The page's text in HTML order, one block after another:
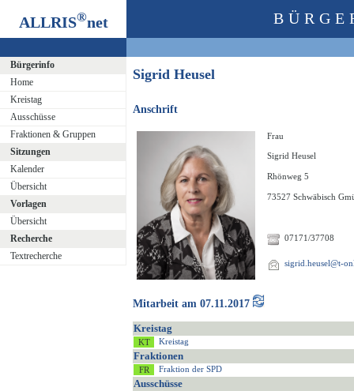
ALLRIS®net
Bürgerinfo
Home
Kreistag
Ausschüsse
Fraktionen & Gruppen
Sitzungen
Kalender
Übersicht
Vorlagen
Übersicht
Recherche
Textrecherche
Sigrid Heusel
Anschrift
Frau
Sigrid Heusel
Rhönweg 5
73527 Schwäbisch
07171/37708
sigrid.heusel@t-
Mitarbeit am 07.11.2017
Kreistag
Kreistag
Fraktionen
Fraktion der SPD
Ausschüsse